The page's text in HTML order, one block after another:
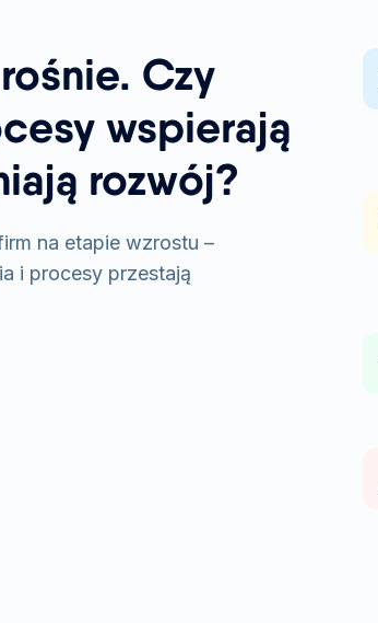
Czy
wspierają
rozwój?
na etapie wzrostu –
i procesy przestają